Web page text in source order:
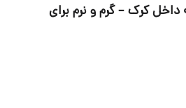
کرک – گرم و نرم برای